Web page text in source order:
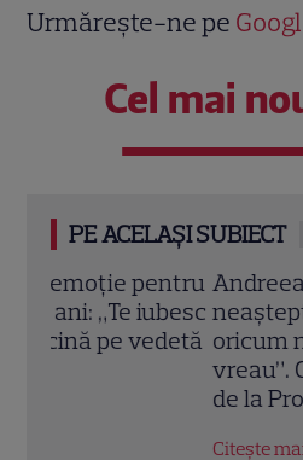
Urmărește-ne pe
Cel mai
PE ACELAȘI SUBIECT
Andreea Marinescu,
neașteptată la 45 de
oricum nu merge
vreau”. Ce mesaje i-